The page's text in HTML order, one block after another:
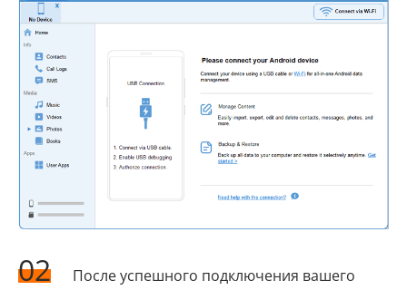
02
После успешного подключения вашего